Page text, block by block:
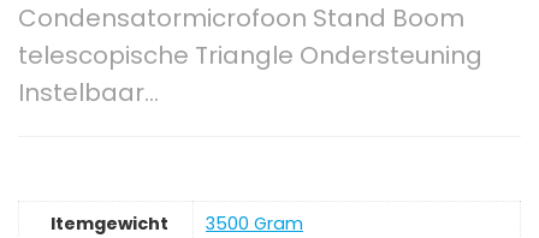
Condensatormicrofoon Stand Boom
telescopische Triangle Ondersteuning
Instelbaar…
Itemgewicht
‎3500 Gram